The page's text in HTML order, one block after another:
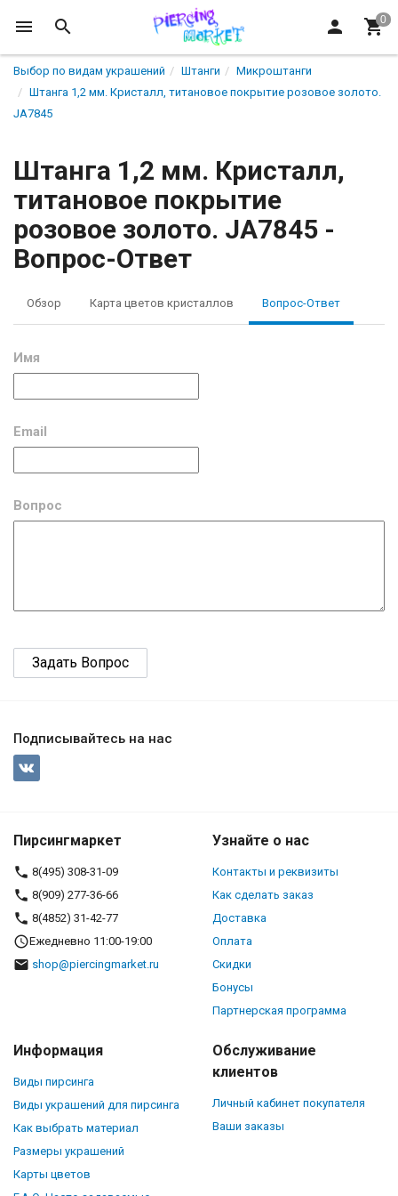
Выбор по видам украшений Штанги
Микроштанги
Штанга 1,2 мм. Кристалл, титановое покрытие розовое золото.
JA7845
Штанга 1,2 мм. Кристалл,
титановое покрытие
розовое золото. JA7845 -
Вопрос-Ответ
Обзор Карта цветов кристаллов Вопрос-Ответ
Имя
Email
Вопрос
Подписывайтесь на нас
Пирсингмаркет
8(495) 308-31-09
8(909) 277-36-66
8(4852) 31-42-77
Ежедневно 11:00-19:00
shop@piercingmarket.ru
Узнайте о нас
Контакты и реквизиты
Как сделать заказ
Доставка
Оплата
Скидки
Бонусы
Партнерская программа
Информация
Виды пирсинга
Виды украшений для пирсинга
Как выбрать материал
Размеры украшений
Карты цветов
Обслуживание
клиентов
Личный кабинет покупателя
Ваши заказы